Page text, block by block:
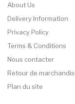
About Us
Delivery Information
Privacy Policy
Terms & Conditions
Nous contacter
Retour de
Plan du site